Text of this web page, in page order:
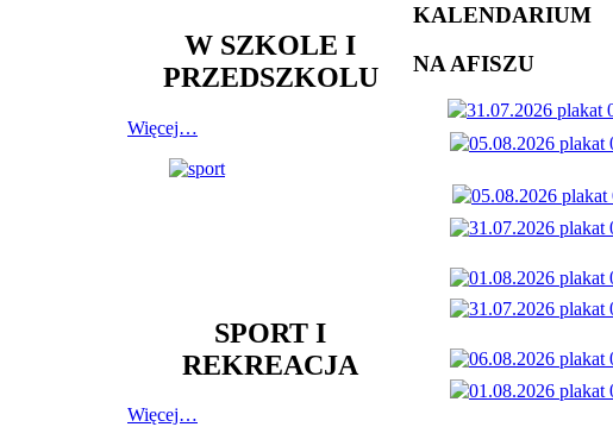
W SZKOLE I
PRZEDSZKOLU
Więcej…
SPORT I
REKREACJA
Więcej…
KALENDARIUM
NA AFISZU